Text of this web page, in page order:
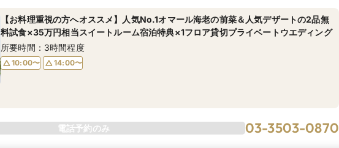
【お料理重視の方へオススメ】人気No.1オマール海老の前菜＆人気デザートの2品無
料試食×35万円相当スイートルーム宿泊特典×1フロア貸切プライベートウエディング
所要時間：3時間程度
10:00〜 14:00〜
電話予約のみ 03-3503-0870